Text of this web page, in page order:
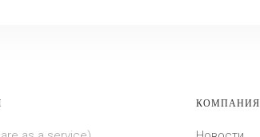
КОМПАНИЯ